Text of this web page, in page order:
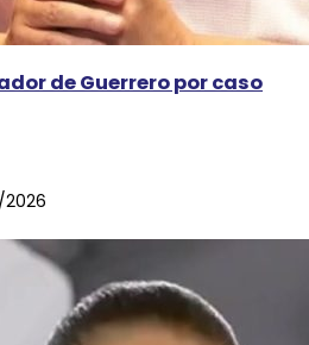
de Guerrero por caso